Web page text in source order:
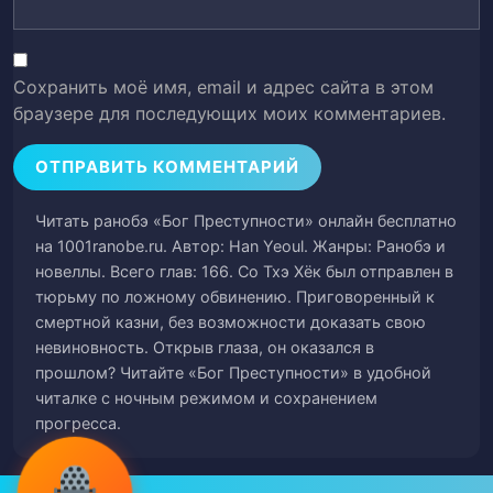
24 Глава 22. Преступники (часть 4)
25 Глава 23. Преступники (часть 5)
27 Глава 25. Расстановка сил (часть 2)
28 Глава 26. Расстановка сил (часть 3)
29 Глава 27. Расстановка сил (часть 4)
30 Глава 28. Расстановка сил (часть 5)
31 Глава 29. Расстановка сил (часть 6)
32
Глава 30. Болезненные отношения из
прошлой жизни (часть 1)
Сохранить моё имя, email и адрес сайта в этом
браузере для последующих моих комментариев.
Читать ранобэ «Бог Преступности» онлайн бесплатно
на 1001ranobe.ru. Автор: Han Yeoul. Жанры: Ранобэ и
новеллы. Всего глав: 166. Со Тхэ Хёк был отправлен в
тюрьму по ложному обвинению. Приговоренный к
смертной казни, без возможности доказать свою
невиновность. Открыв глаза, он оказался в
прошлом? Читайте «Бог Преступности» в удобной
читалке с ночным режимом и сохранением
прогресса.